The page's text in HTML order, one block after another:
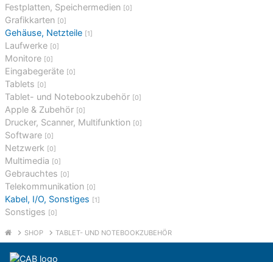
Festplatten, Speichermedien [0]
Grafikkarten [0]
Gehäuse, Netzteile [1]
Laufwerke [0]
Monitore [0]
Eingabegeräte [0]
Tablets [0]
Tablet- und Notebookzubehör [0]
Apple & Zubehör [0]
Drucker, Scanner, Multifunktion [0]
Software [0]
Netzwerk [0]
Multimedia [0]
Gebrauchtes [0]
Telekommunikation [0]
Kabel, I/O, Sonstiges [1]
Sonstiges [0]
SHOP TABLET- UND NOTEBOOKZUBEHÖR